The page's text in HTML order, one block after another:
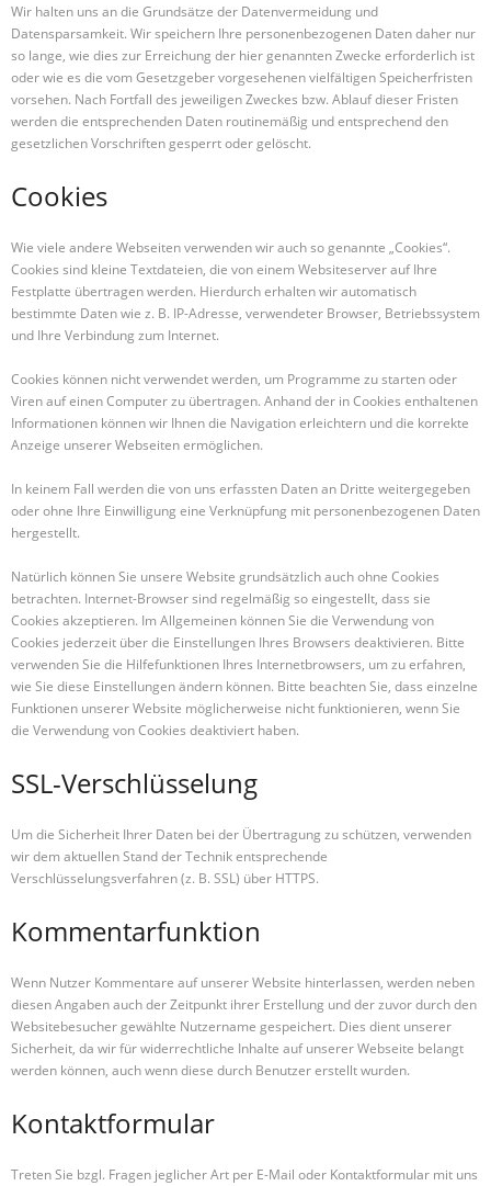
Wir halten uns an die Grundsätze der Datenvermeidung und
Datensparsamkeit. Wir speichern Ihre personenbezogenen Daten daher nur
so lange, wie dies zur Erreichung der hier genannten Zwecke erforderlich ist
oder wie es die vom Gesetzgeber vorgesehenen vielfältigen Speicherfristen
vorsehen. Nach Fortfall des jeweiligen Zweckes bzw. Ablauf dieser Fristen
werden die entsprechenden Daten routinemäßig und entsprechend den
gesetzlichen Vorschriften gesperrt oder gelöscht.
Cookies
Wie viele andere Webseiten verwenden wir auch so genannte „Cookies“.
Cookies sind kleine Textdateien, die von einem Websiteserver auf Ihre
Festplatte übertragen werden. Hierdurch erhalten wir automatisch
bestimmte Daten wie z. B. IP-Adresse, verwendeter Browser, Betriebssystem
und Ihre Verbindung zum Internet.
Cookies können nicht verwendet werden, um Programme zu starten oder
Viren auf einen Computer zu übertragen. Anhand der in Cookies enthaltenen
Informationen können wir Ihnen die Navigation erleichtern und die korrekte
Anzeige unserer Webseiten ermöglichen.
In keinem Fall werden die von uns erfassten Daten an Dritte weitergegeben
oder ohne Ihre Einwilligung eine Verknüpfung mit personenbezogenen Daten
hergestellt.
Natürlich können Sie unsere Website grundsätzlich auch ohne Cookies
betrachten. Internet-Browser sind regelmäßig so eingestellt, dass sie
Cookies akzeptieren. Im Allgemeinen können Sie die Verwendung von
Cookies jederzeit über die Einstellungen Ihres Browsers deaktivieren. Bitte
verwenden Sie die Hilfefunktionen Ihres Internetbrowsers, um zu erfahren,
wie Sie diese Einstellungen ändern können. Bitte beachten Sie, dass einzelne
Funktionen unserer Website möglicherweise nicht funktionieren, wenn Sie
die Verwendung von Cookies deaktiviert haben.
SSL-Verschlüsselung
Um die Sicherheit Ihrer Daten bei der Übertragung zu schützen, verwenden
wir dem aktuellen Stand der Technik entsprechende
Verschlüsselungsverfahren (z. B. SSL) über HTTPS.
Kommentarfunktion
Wenn Nutzer Kommentare auf unserer Website hinterlassen, werden neben
diesen Angaben auch der Zeitpunkt ihrer Erstellung und der zuvor durch den
Websitebesucher gewählte Nutzername gespeichert. Dies dient unserer
Sicherheit, da wir für widerrechtliche Inhalte auf unserer Webseite belangt
werden können, auch wenn diese durch Benutzer erstellt wurden.
Kontaktformular
Treten Sie bzgl. Fragen jeglicher Art per E-Mail oder Kontaktformular mit uns